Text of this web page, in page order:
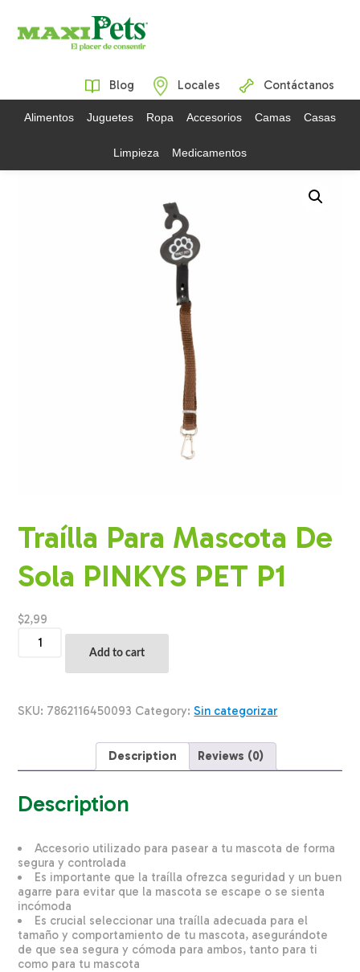
Blog Locales Contáctanos
Alimentos Juguetes Ropa Accesorios Camas Casas
Limpieza Medicamentos
Traílla Para Mascota De
Sola PINKYS PET P1
$2,99
Para
PINKYS
Add to cart
SKU: 7862116450093 Category:Sin categorizar
Description Reviews (0)
Description
Accesorio utilizado para pasear a tu mascota de forma
segura y controlada
Es importante que la traílla ofrezca seguridad y un buen
agarre para evitar que la mascota se escape o se sienta
incómoda
Es crucial seleccionar una traílla adecuada para el
tamaño y comportamiento de tu mascota, asegurándote
de que sea segura y cómoda para ambos, tanto para ti
como para tu mascota